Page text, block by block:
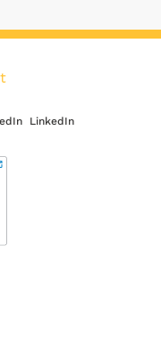
LinkedIn